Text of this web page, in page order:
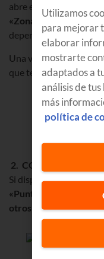
abre el botón de
«Zona WiFi portátil»o
dependiendo del
Una vez activado,
que te permitirá
2. COMPARTIR
Si dispones de un
«Punto de acceso
otros conectarse».
Utilizamos
para mejorar
elaborar
mostrarte
adaptados a
análisis de
más
política de